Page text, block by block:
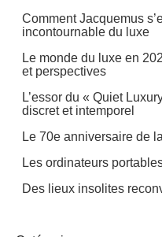
Comment Jacquemus
incontournable du luxe
Le monde du luxe en
et perspectives
L’essor du « Quiet
discret et intemporel
Le 70e anniversaire de
Les ordinateurs
Des lieux insolites